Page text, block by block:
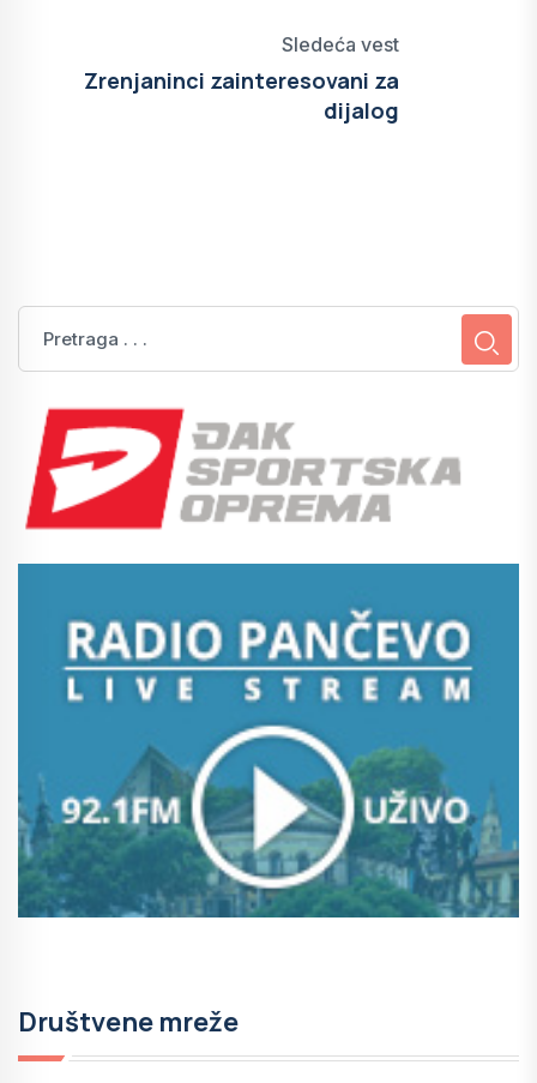
Sledeća vest
Zrenjaninci zainteresovani za
dijalog
Društvene mreže